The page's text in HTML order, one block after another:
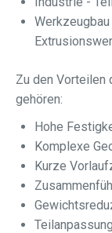
Zu den Vorteilen
gehören:
Hohe
Komplexe
Kurze